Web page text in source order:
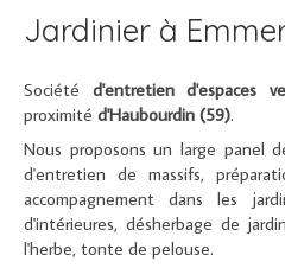
Jardinier à
Société d'entretien d'espaces
proximité d'Haubourdin (59).
Nous proposons un large panel
d'entretien de massifs,
accompagnement dans les
d'intérieures, désherbage de
l'herbe, tonte de pelouse.